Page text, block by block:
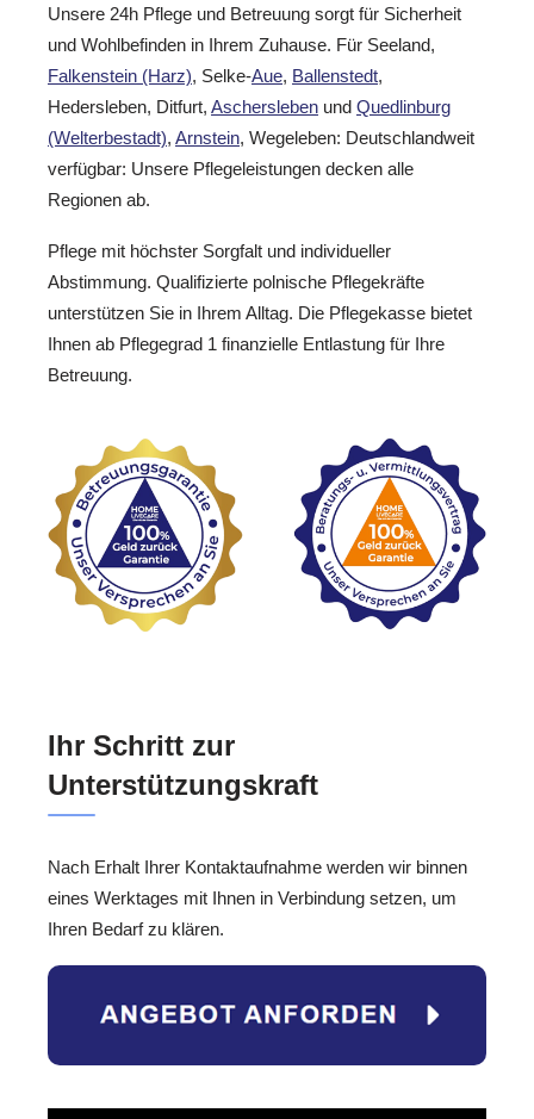
Unsere 24h Pflege und Betreuung sorgt für Sicherheit
und Wohlbefinden in Ihrem Zuhause. Für Seeland,
Falkenstein (Harz), Selke-Aue, Ballenstedt,
Hedersleben, Ditfurt, Aschersleben und Quedlinburg
(Welterbestadt), Arnstein, Wegeleben: Deutschlandweit
verfügbar: Unsere Pflegeleistungen decken alle
Regionen ab.
Pflege mit höchster Sorgfalt und individueller
Abstimmung. Qualifizierte polnische Pflegekräfte
unterstützen Sie in Ihrem Alltag. Die Pflegekasse bietet
Ihnen ab Pflegegrad 1 finanzielle Entlastung für Ihre
Betreuung.
Ihr Schritt zur
Unterstützungskraft
Nach Erhalt Ihrer Kontaktaufnahme werden wir binnen
eines Werktages mit Ihnen in Verbindung setzen, um
Ihren Bedarf zu klären.